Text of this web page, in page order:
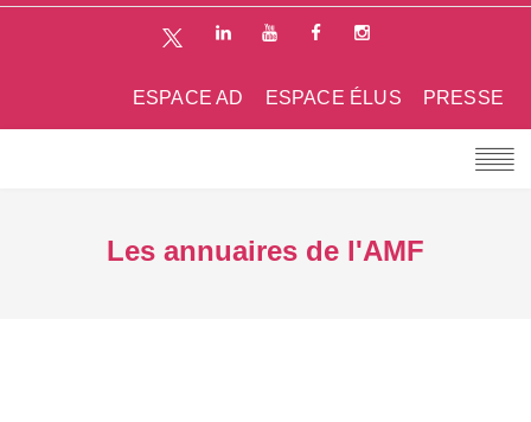
PRESSE
ESPACE ÉLUS
ESPACE AD
Les annuaires de l'AMF